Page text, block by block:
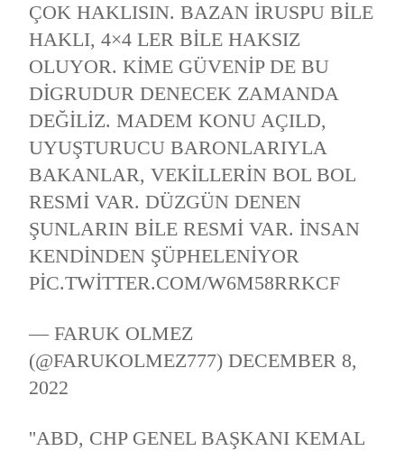
ÇOK HAKLISIN. BAZAN IRUSPU BILE
HAKLI, 4×4 LER BILE HAKSIZ
OLUYOR. KIME GÜVENIP DE BU
DIGRUDUR DENECEK ZAMANDA
DEĞILIZ. MADEM KONU AÇILD,
UYUŞTURUCU BARONLARIYLA
BAKANLAR, VEKILLERIN BOL BOL
RESMI VAR. DÜZGÜN DENEN
ŞUNLARIN BILE RESMI VAR. İNSAN
KENDINDEN ŞÜPHELENIYOR
PIC.TWITTER.COM/W6M58RRKCF
— FARUK OLMEZ
(@FARUKOLMEZ777)DECEMBER 8,
2022
''ABD, CHP GENEL BAŞKANI KEMAL